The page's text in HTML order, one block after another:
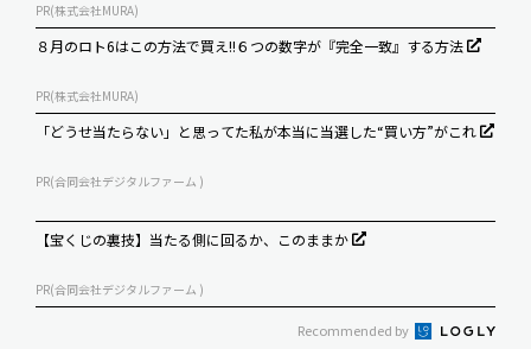
PR(株式会社MURA)
８月のロト6はこの方法で買え!!６つの数字が『完全一致』する方法
PR(株式会社MURA)
「どうせ当たらない」と思ってた私が本当に当選した“買い方”がこれ
PR(合同会社デジタルファーム )
【宝くじの裏技】当たる側に回るか、このままか
PR(合同会社デジタルファーム )
Recommended by